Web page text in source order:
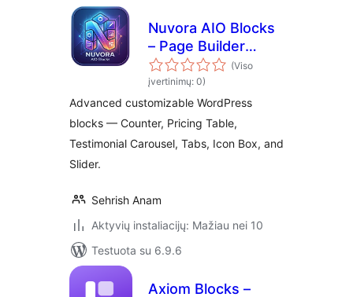
Nuvora AIO Blocks
– Page Builder
Toolkit for the
Block Editor
(Viso
įvertinimų: 0)
Advanced customizable WordPress
blocks — Counter, Pricing Table,
Testimonial Carousel, Tabs, Icon Box, and
Slider.
Sehrish Anam
Aktyvių instaliacijų: Mažiau nei 10
Testuota su 6.9.6
Axiom Blocks –